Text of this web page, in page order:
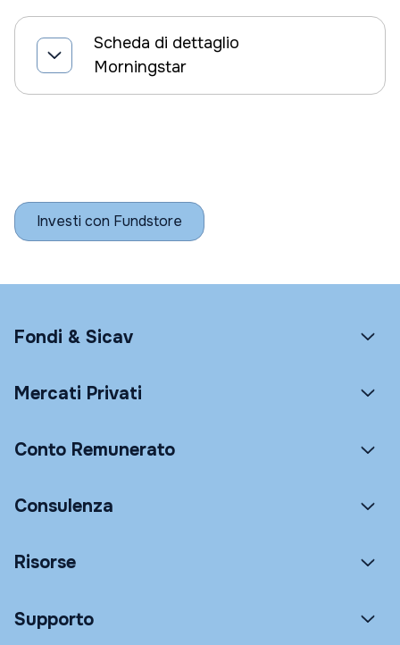
Scheda di dettaglio
Morningstar
Investi con Fundstore
Fondi & Sicav
Mercati Privati
Conto Remunerato
Consulenza
Risorse
Supporto